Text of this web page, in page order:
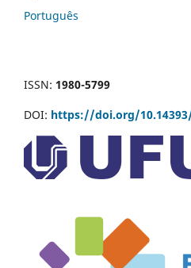
Português
ISSN: 1980-5799
DOI: https://doi.org/